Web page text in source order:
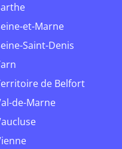
Sarthe
Seine-et-Marne
Seine-Saint-Denis
Tarn
Territoire de Belfort
Val-de-Marne
Vaucluse
Vienne